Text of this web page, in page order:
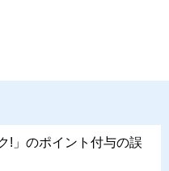
!」のポイント付与の誤